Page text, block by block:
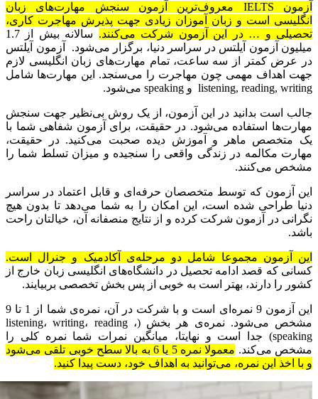
آزمون IELTS معروف‌ترین آزمون سنجش مهارت‌های زبان
انگلیسی است و زبان آموزان زیادی جهت پذیرش مهاجرت کاری،
تحصیلی و … در این آزمون شرکت می‌کنند.
سالانه بیش از 1.7
میلیون آزمون آیلتس در سراسر دنیا، برگزار می‌شود. آزمون آیلتس
در عرض کمتر از سه ساعت، تمام مهارت‌های زبان انگلیسی لازم
جهت اهداف مهمی چون مهاجرت را می‌سنجد. این مهارت‌ها شامل
listening, reading, writing و speaking می‌شود.
جالب است بدانید در این آزمون، از یک روش بی‌نظیر جهت سنجش
مهارت‌ها استفاده می‌شود. در حقیقت، برای آزمون شفاهی شما با
یک متخصص ماهر و آموزش دیده صحبت می‌کنید. در حقیقت،
مهارت مکالمه‌ در زندگی واقعی را سنجیده و میزان تسلط شما را
مشخص می‌کنند.
این آزمون که توسط متخصصان حرفه‌ای و قابل اعتماد در سراسر
دنیا طراحی شده است، این امکان را به شما می‌دهد تا بدون هیچ
نگرانی‌ در آزمون شرکت کرده و از نتایج منصفانه‌ آن، خیالتان راحت
باشد.
این آزمون مجموعا شامل دو مرحله‌ی آکادمیک و جنرال است.
کسانی که قصد ادامه‌ تحصیل در دانشگاه‌های انگلیسی زبان خارج از
کشور را دارند، بهتر است به خوبی از پس بخش تخصصی بربیایند.
این آزمون 9 نمره‌ای است و با شرکت در آن، نمره‌ی شما از 1 تا 9
مشخص می‌شود. نمره‌ی هر بخش (listening، writing، reading ،
speaking) جدا است و نهایتا، میانگین نمرات شما نمره‌ کلی را
مشخص می‌کند.
معمولا نمره‌ 5 یا 6 به بالا سطح خوبی تلقی می‌شود
و با اخذ این نمره،‌ می‌توانید به اهداف خود، دست پیدا کنید.